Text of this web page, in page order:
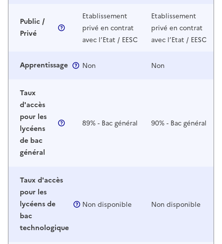
Public /
Privé
Etablissement
privé en contrat
avec l’Etat / EESC
Etablissement
privé en contrat
avec l’Etat / EESC
Apprentissage Non Non
Taux
d'accès
pour les
lycéens
de bac
général
89% - Bac général 90% - Bac général
Taux d'accès
pour les
lycéens de
bac
technologique
Non disponible Non disponible